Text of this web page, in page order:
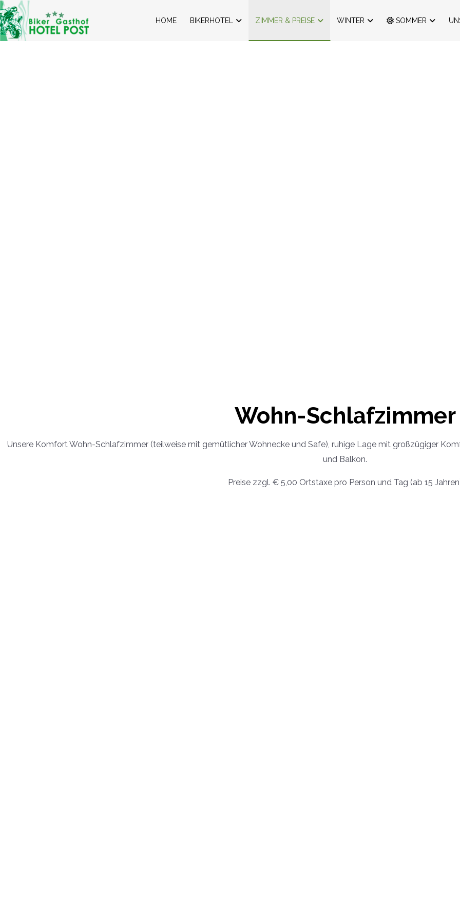
HOME BIKERHOTEL ZIMMER & PREISE WINTER SOMMER
Wohn-Schlafzimmer
Unsere Komfort Wohn-Schlafzimmer (teilweise mit gemütlicher Wohnecke und Safe), ruhige Lage mit großzügiger
und Balkon.
Preise zzgl. € 5,00 Ortstaxe pro Person und Tag (ab 15